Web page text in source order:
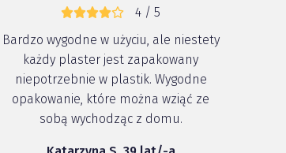
4 / 5
Bardzo wygodne w użyciu, ale niestety
każdy plaster jest zapakowany
niepotrzebnie w plastik. Wygodne
opakowanie, które można wziąć ze
sobą wychodząc z domu.